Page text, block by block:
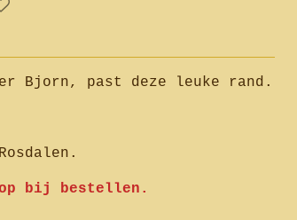
Bjorn, past deze leuke rand.
bij bestellen.